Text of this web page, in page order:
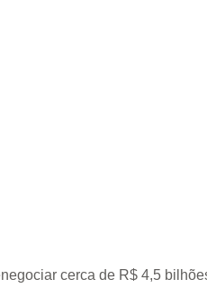
cerca de R$ 4,5